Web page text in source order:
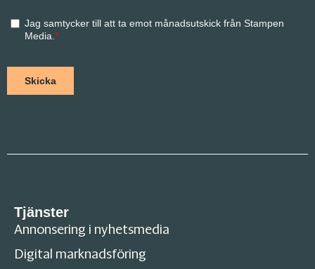
Tjänster
Annonsering i nyhetsmedia
Digital marknadsföring